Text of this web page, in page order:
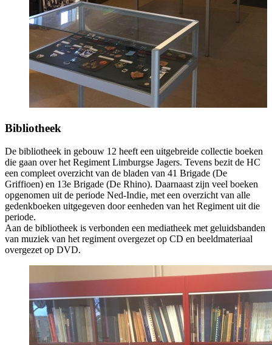
Bibliotheek
De bibliotheek in gebouw 12 heeft een uitgebreide collectie boeken
die gaan over het Regiment Limburgse Jagers. Tevens bezit de HC
een compleet overzicht van de bladen van 41 Brigade (De
Griffioen) en 13e Brigade (De Rhino). Daarnaast zijn veel boeken
opgenomen uit de periode Ned-Indie, met een overzicht van alle
gedenkboeken uitgegeven door eenheden van het Regiment uit die
periode.
Aan de bibliotheek is verbonden een mediatheek met geluidsbanden
van muziek van het regiment overgezet op CD en beeldmateriaal
overgezet op DVD.